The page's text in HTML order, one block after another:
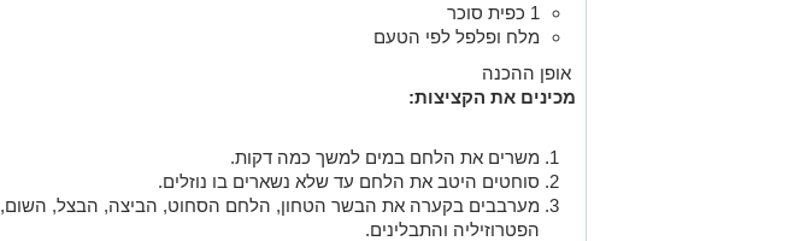
1 כפית סוכר
מלח ופלפל לפי הטעם
אופן ההכנה
מכינים את הקציצות:
משרים את הלחם במים למשך כמה דקות.
סוחטים היטב את הלחם עד שלא נשארים בו נוזלים.
מערבבים בקערה את הבשר הטחון, הלחם הסחוט, הביצה, הבצל, השום,
הפטרוזיליה והתבלינים.